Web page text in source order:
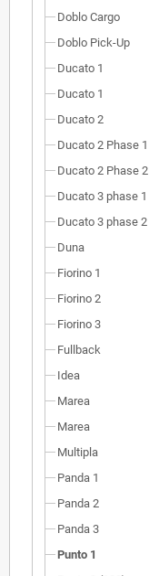
Doblo Cargo
Doblo Pick-Up
Ducato 1
Ducato 1
Ducato 2
Ducato 2 Phase 1
Ducato 2 Phase 2
Ducato 3 phase 1
Ducato 3 phase 2
Duna
Fiorino 1
Fiorino 2
Fiorino 3
Fullback
Idea
Marea
Marea
Multipla
Panda 1
Panda 2
Panda 3
Punto 1